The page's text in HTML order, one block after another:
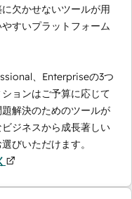
欠かせないツールが用
すいプラットフォーム
、Enterpriseの3つ
ョンはご予算に応じて
解決のためのツールが
ジネスから成長著しい
びいただけます。